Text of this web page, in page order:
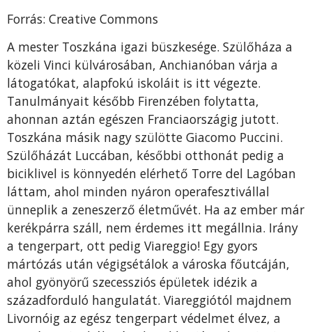
Forrás: Creative Commons
A mester Toszkána igazi büszkesége. Szülőháza a
közeli Vinci külvárosában, Anchianóban várja a
látogatókat, alapfokú iskoláit is itt végezte.
Tanulmányait később Firenzében folytatta,
ahonnan aztán egészen Franciaországig jutott.
Toszkána másik nagy szülötte Giacomo Puccini.
Szülőházát Luccában, későbbi otthonát pedig a
biciklivel is könnyedén elérhető Torre del Lagóban
láttam, ahol minden nyáron operafesztivállal
ünneplik a zeneszerző életművét. Ha az ember már
kerékpárra száll, nem érdemes itt megállnia. Irány
a tengerpart, ott pedig Viareggio! Egy gyors
mártózás után végigsétálok a városka főutcáján,
ahol gyönyörű szecessziós épületek idézik a
századforduló hangulatát. Viareggiótól majdnem
Livornóig az egész tengerpart védelmet élvez, a